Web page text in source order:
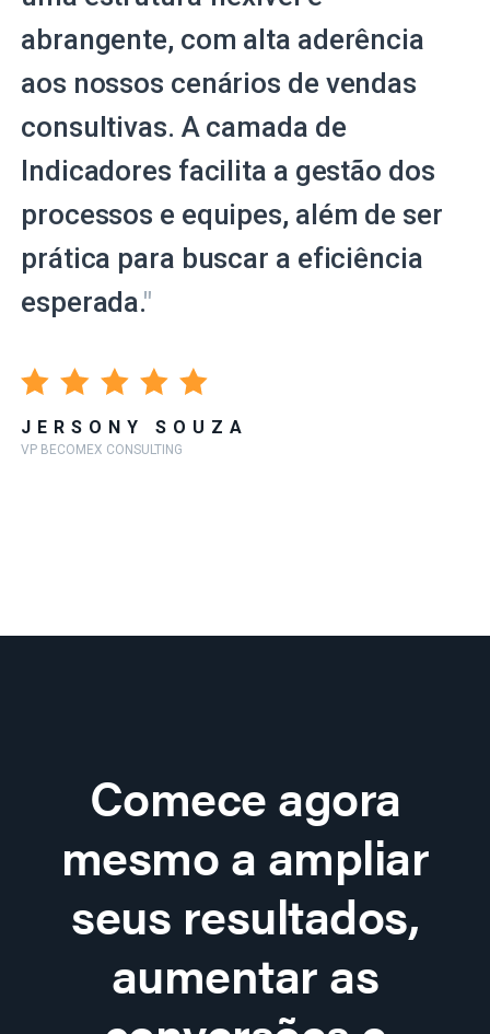
abrangente, com alta aderência
aos nossos cenários de vendas
consultivas. A camada de
Indicadores facilita a gestão dos
processos e equipes, além de ser
prática para buscar a eficiência
esperada."
JERSONY SOUZA
VP BECOMEX CONSULTING
Comece agora
mesmo a ampliar
seus resultados,
aumentar as